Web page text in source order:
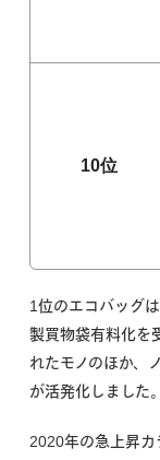
10位
1位のエコバッグ
製買物袋有料化を
れたモノのほか、
が活発化しました。
2020年の急上昇